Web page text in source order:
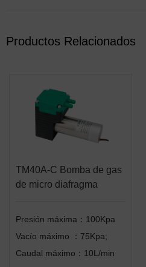
Productos Relacionados
TM40A-C Bomba de gas
de micro diafragma
Presión máxima：100Kpa
Vacío máximo ：75Kpa;
Caudal máximo：10L/min